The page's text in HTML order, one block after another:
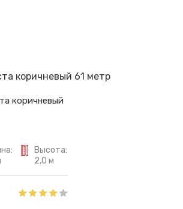
коричневый
Высота:
2,0 м